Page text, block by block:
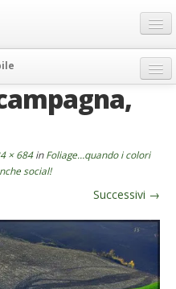
× 684inFoliage…quando i colori
social!
Successivi →